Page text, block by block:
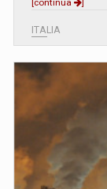
ITALIA